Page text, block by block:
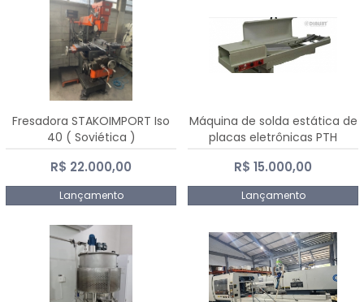
Fresadora STAKOIMPORT Iso
40 ( Soviética )
R$ 22.000,00
Lançamento
Máquina de solda estática de
placas eletrônicas PTH
DIALSAT
R$ 15.000,00
Lançamento